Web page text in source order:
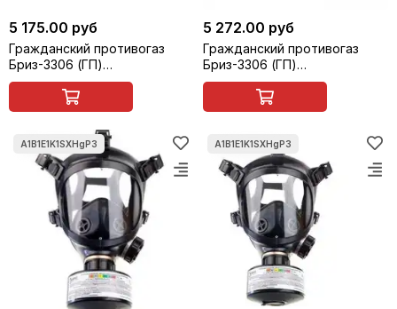
5 175.00 руб
Гражданский противогаз
Бриз-3306 (ГП)
A1B1E1K1SXHgP3 R D с маской
Бриз-4303 (МГП) категория 2
5 272.00 руб
Гражданский противогаз
Бриз-3306 (ГП)
A1B1E1K1SXHgP3 R D с маской
Бриз-4304 (МГП-ВМ)
категория 2